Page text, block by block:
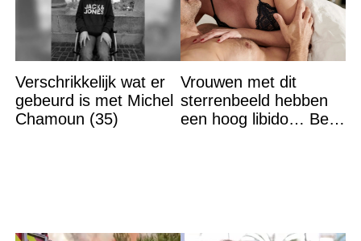
Verschrikkelijk wat er
gebeurd is met Michel
Chamoun (35)
Vrouwen met dit
sterrenbeeld hebben
een hoog libido… Ben